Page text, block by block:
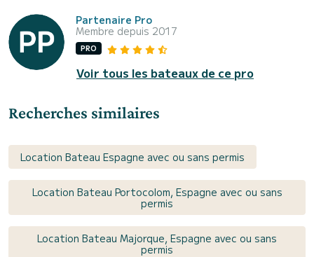
Partenaire Pro
Membre depuis 2017
PRO
Voir tous les bateaux de ce pro
Recherches similaires
Location Bateau Espagne avec ou sans permis
Location Bateau Portocolom, Espagne avec ou sans
permis
Location Bateau Majorque, Espagne avec ou sans
permis